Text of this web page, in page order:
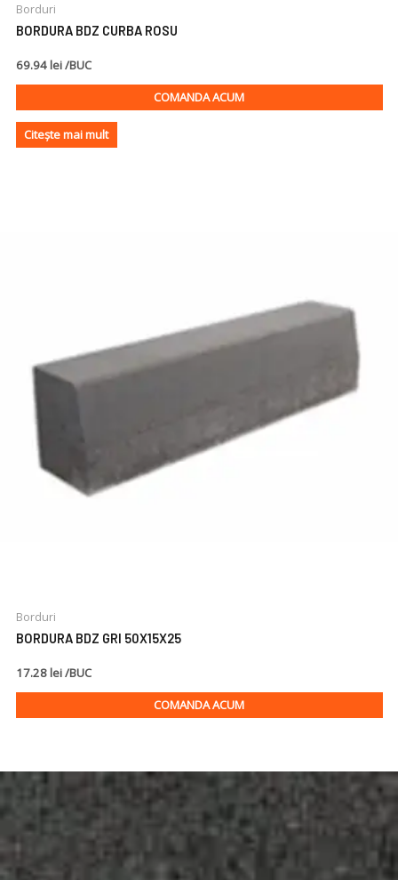
Borduri
BORDURA BDZ CURBA ROSU
69.94 lei /BUC
COMANDA ACUM
Citește mai mult
Borduri
BORDURA BDZ GRI 50X15X25
17.28 lei /BUC
COMANDA ACUM